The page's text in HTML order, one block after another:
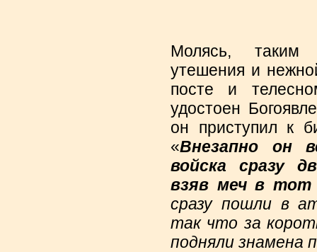
Молясь, таким
утешения и
посте и
удостоен
он приступил к
«Внезапно он
войска сразу
взяв меч в
сразу пошли в
так что за
подняли знамена